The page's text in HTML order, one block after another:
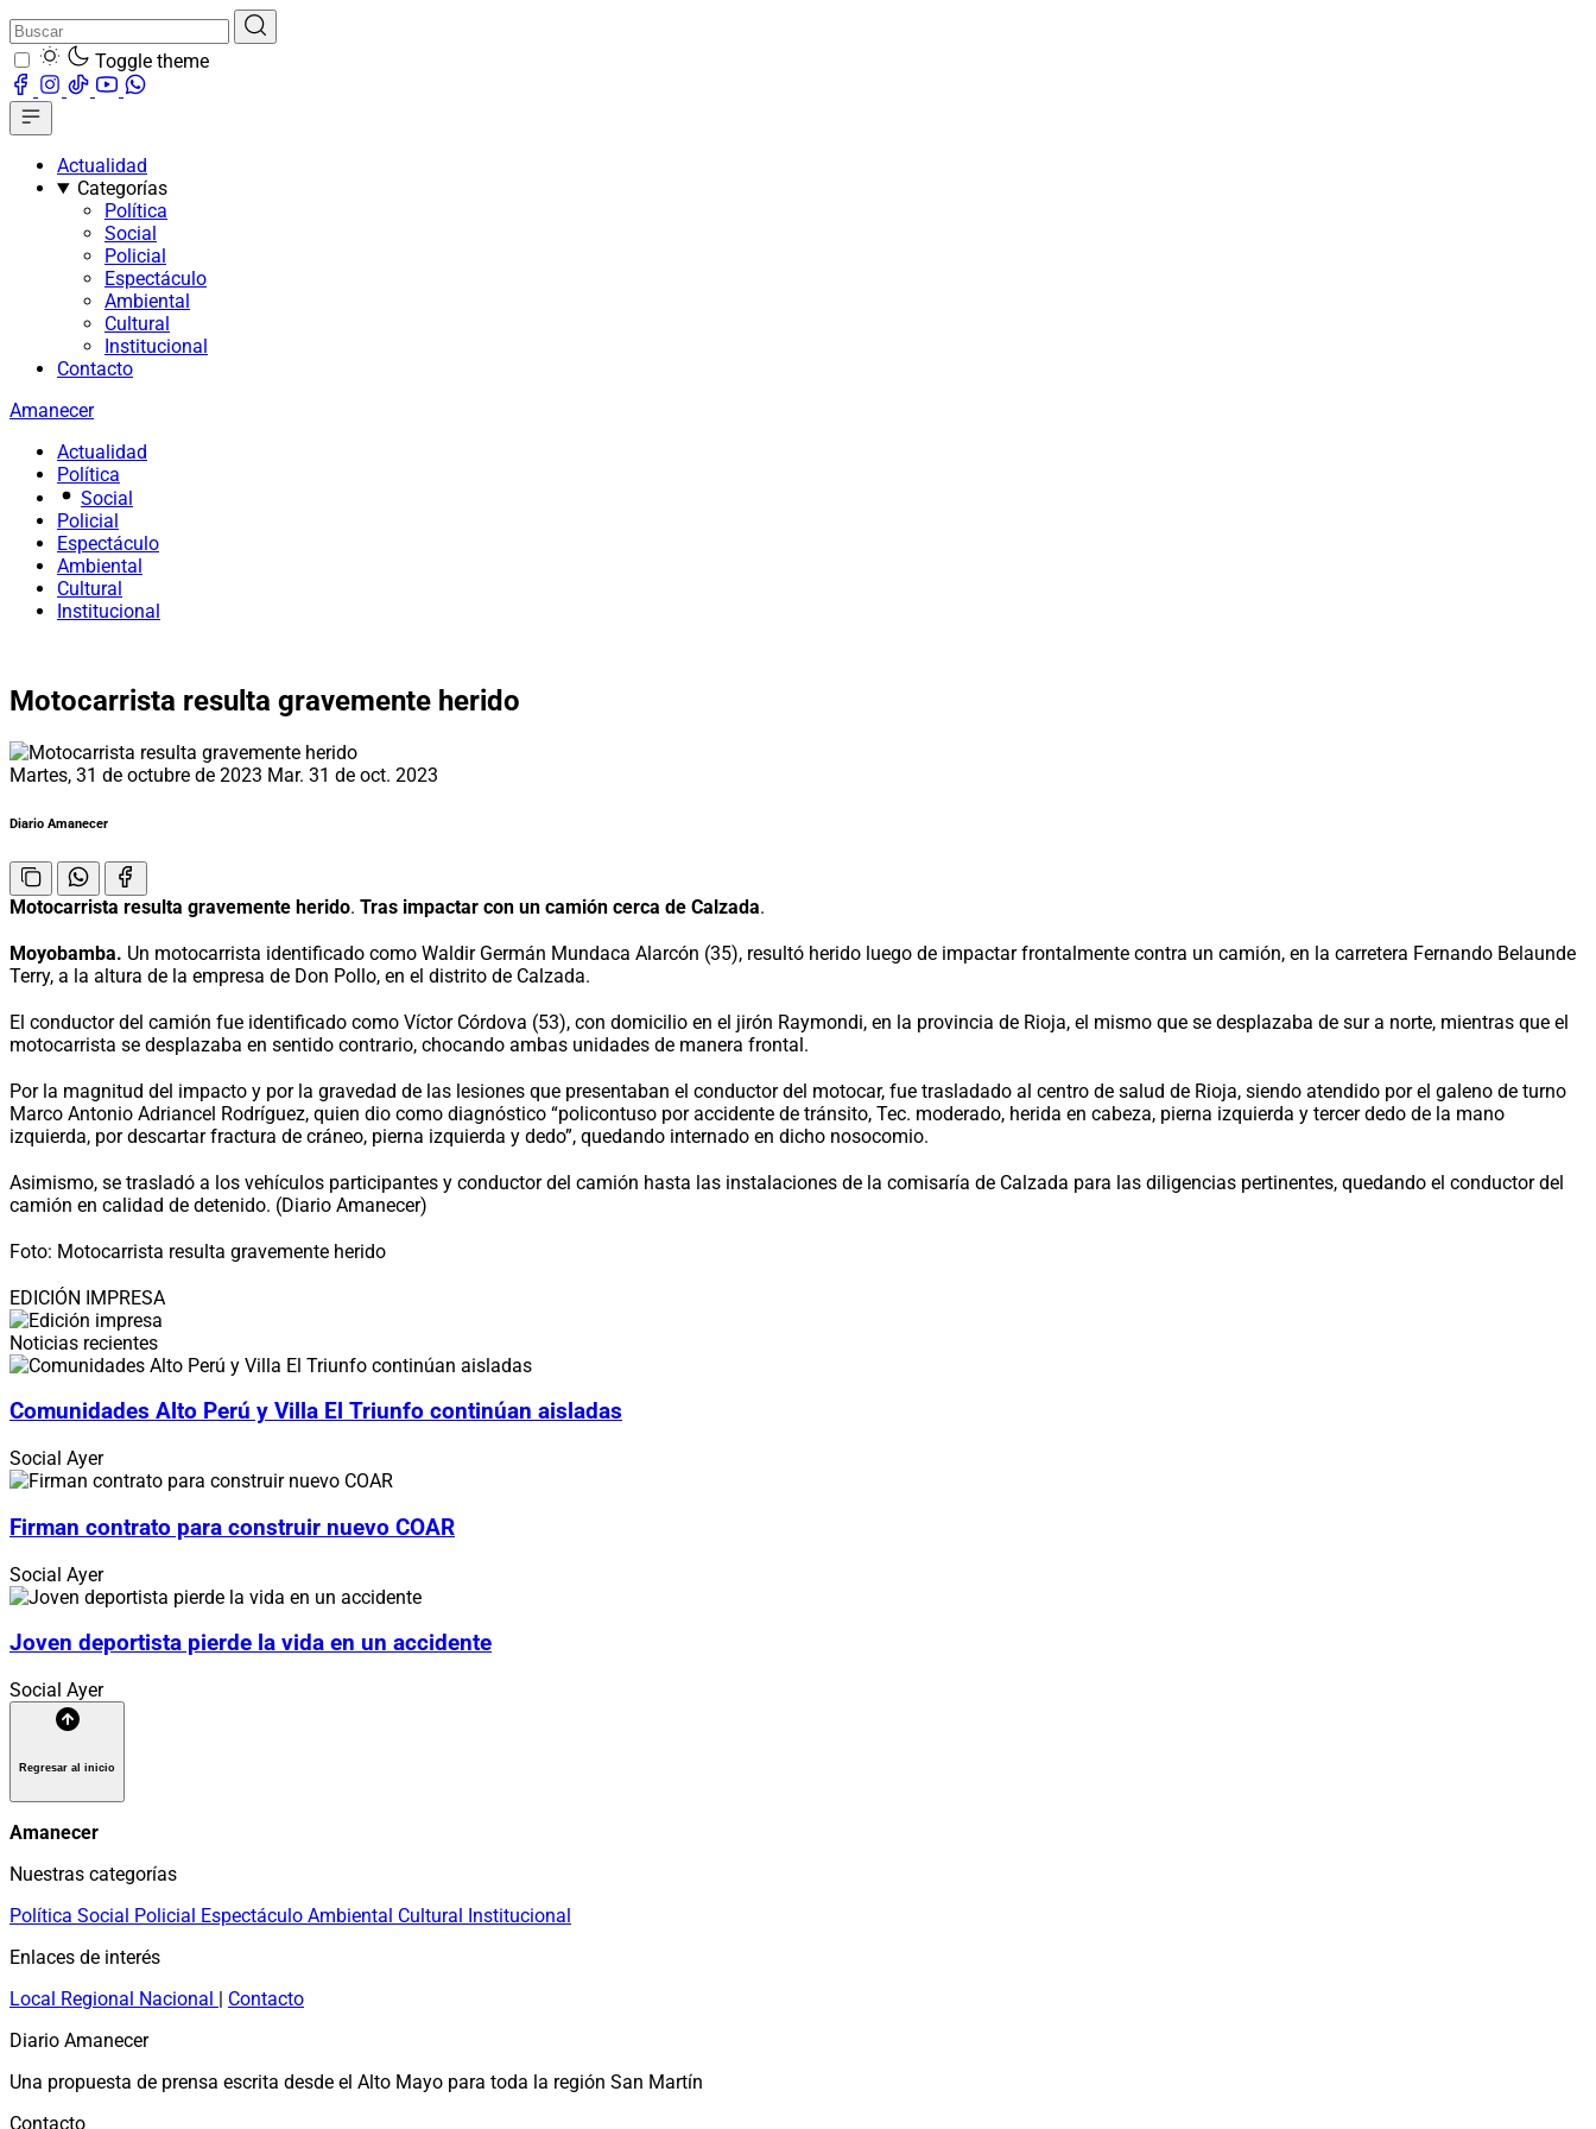
Toggle theme
Actualidad
Categorías
Política
Social
Policial
Espectáculo
Ambiental
Cultural
Institucional
Contacto
Amanecer
Actualidad
Política
Social
Policial
Espectáculo
Ambiental
Cultural
Institucional
Motocarrista resulta gravemente herido
Martes, 31 de octubre de 2023 Mar. 31 de oct. 2023
Diario Amanecer
Motocarrista resulta gravemente herido. Tras impactar con un camión cerca de Calzada.
Moyobamba. Un motocarrista identificado como Waldir Germán Mundaca Alarcón (35), resultó herido luego de impactar frontalmente contra un camión, en la carretera Fernando Belaunde
Terry, a la altura de la empresa de Don Pollo, en el distrito de Calzada.
El conductor del camión fue identificado como Víctor Córdova (53), con domicilio en el jirón Raymondi, en la provincia de Rioja, el mismo que se desplazaba de sur a norte, mientras que el
motocarrista se desplazaba en sentido contrario, chocando ambas unidades de manera frontal.
Por la magnitud del impacto y por la gravedad de las lesiones que presentaban el conductor del motocar, fue trasladado al centro de salud de Rioja, siendo atendido por el galeno de turno
Marco Antonio Adriancel Rodríguez, quien dio como diagnóstico “policontuso por accidente de tránsito, Tec. moderado, herida en cabeza, pierna izquierda y tercer dedo de la mano
izquierda, por descartar fractura de cráneo, pierna izquierda y dedo”, quedando internado en dicho nosocomio.
Asimismo, se trasladó a los vehículos participantes y conductor del camión hasta las instalaciones de la comisaría de Calzada para las diligencias pertinentes, quedando el conductor del
camión en calidad de detenido. (Diario Amanecer)
Foto: Motocarrista resulta gravemente herido
EDICIÓN IMPRESA
Noticias recientes
Comunidades Alto Perú y Villa El Triunfo continúan aisladas
Social Ayer
Firman contrato para construir nuevo COAR
Social Ayer
Joven deportista pierde la vida en un accidente
Social Ayer
Regresar al inicio
Amanecer
Nuestras categorías
Política Social Policial Espectáculo Ambiental Cultural Institucional
Enlaces de interés
Local Regional Nacional | Contacto
Diario Amanecer
Una propuesta de prensa escrita desde el Alto Mayo para toda la región San Martín
Contacto